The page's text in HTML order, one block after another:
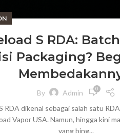
S RDA:
Packaging?
By Admin 0
RDA dikenal sebagai salah satu
Vapor USA. Namun, hingga kini
yang bing...